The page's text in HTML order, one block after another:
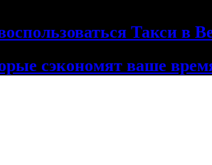
Такси в
сэкономят ваше